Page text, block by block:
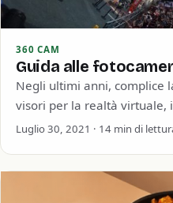
360 CAM
Guida alle
Negli ultimi anni, complice
visori per la realtà virtuale,
catturato l’attenzione di…
Luglio 30, 2021 · 14 min di